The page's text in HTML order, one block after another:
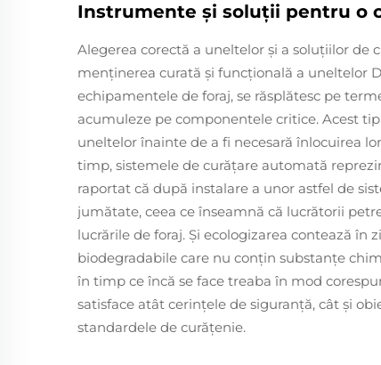
Instrumente și soluții pentru o
Alegerea corectă a uneltelor şi a soluţiilor de
menţinerea curată şi funcţională a uneltelor
echipamentele de foraj, se răsplătesc pe
acumuleze pe componentele critice. Acest
uneltelor înainte de a fi necesară înlocuirea
timp, sistemele de curăţare automată
raportat că după instalare a unor astfel de
jumătate, ceea ce înseamnă că lucrătorii
lucrările de foraj. Şi ecologizarea contează în
biodegradabile care nu conţin substanţe
în timp ce încă se face treaba în mod
satisface atât cerinţele de siguranţă, cât şi
standardele de curăţenie.